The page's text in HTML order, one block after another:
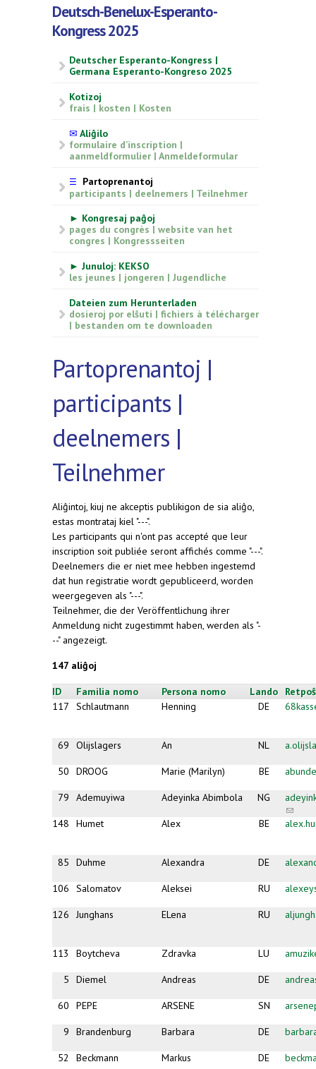
Deutsch-Benelux-Esperanto-
Kongress 2025
Deutscher Esperanto-Kongress |
Germana Esperanto-Kongreso 2025
Kotizoj
frais | kosten | Kosten
✉ Aliĝilo
formulaire d’inscription |
aanmeldformulier | Anmeldeformular
☰
Partoprenantoj
participants | deelnemers | Teilnehmer
► Kongresaj paĝoj
pages du congrès | website van het
congres | Kongressseiten
► Junuloj: KEKSO
les jeunes | jongeren | Jugendliche
Dateien zum Herunterladen
dosieroj por elŝuti | fichiers à télécharger
| bestanden om te downloaden
Partoprenantoj |
participants |
deelnemers |
Teilnehmer
Aliĝintoj, kiuj ne akceptis publikigon de sia aliĝo,
estas montrataj kiel "---".
Les participants qui n'ont pas accepté que leur
inscription soit publiée seront affichés comme "---".
Deelnemers die er niet mee hebben ingestemd
dat hun registratie wordt gepubliceerd, worden
weergegeven als "---".
Teilnehmer, die der Veröffentlichung ihrer
Anmeldung nicht zugestimmt haben, werden als "-
--" angezeigt.
147 aliĝoj
ID Familia nomo Persona nomo Lando
117
Schlautmann Henning DE
69 Olijslagers An NL
50 DROOG Marie (Marilyn) BE
79 Ademuyiwa Adeyinka Abimbola NG
(link
sends
148 Humet Alex BE
85 Duhme Alexandra DE
106 Salomatov Aleksei RU
126 Junghans ELena RU
113 Boytcheva Zdravka LU
5 Diemel Andreas DE
60 PEPE ARSENE SN
9 Brandenburg Barbara DE
52 Beckmann Markus DE